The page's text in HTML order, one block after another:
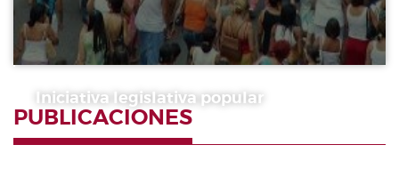
Iniciativa legislativa popular
PUBLICACIONES